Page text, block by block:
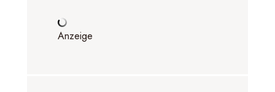
Anzeige